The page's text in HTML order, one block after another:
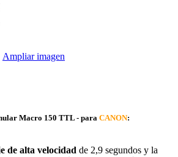
Ampliar imagen
Macro 150 TTL - para CANON:
de alta velocidad de 2,9 segundos y la